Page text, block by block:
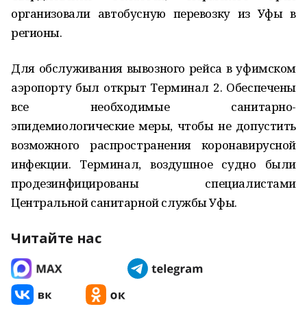
организовали автобусную перевозку из Уфы в
регионы.
Для обслуживания вывозного рейса в уфимском
аэропорту был открыт Терминал 2. Обеспечены
все необходимые санитарно-
эпидемиологические меры, чтобы не допустить
возможного распространения коронавирусной
инфекции. Терминал, воздушное судно были
продезинфицированы специалистами
Центральной санитарной службы Уфы.
Читайте нас